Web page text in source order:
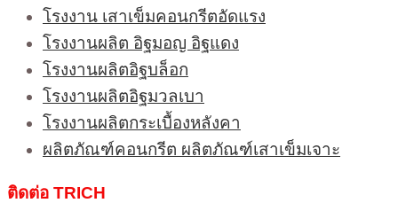
โรงงาน เสาเข็มคอนกรีตอัดแรง
โรงงานผลิต อิฐมอญ อิฐแดง
โรงงานผลิตอิฐบล็อก
โรงงานผลิตอิฐมวลเบา
โรงงานผลิตกระเบื้องหลังคา
ผลิตภัณฑ์คอนกรีต ผลิตภัณฑ์เสาเข็มเจาะ
ติดต่อ TRICH